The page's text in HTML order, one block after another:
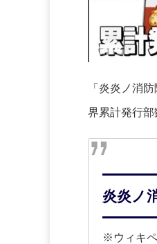
「炎炎ノ消
界累計発行部
炎炎ノ
※ウィキ